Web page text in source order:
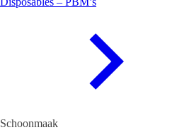
Schoonmaak